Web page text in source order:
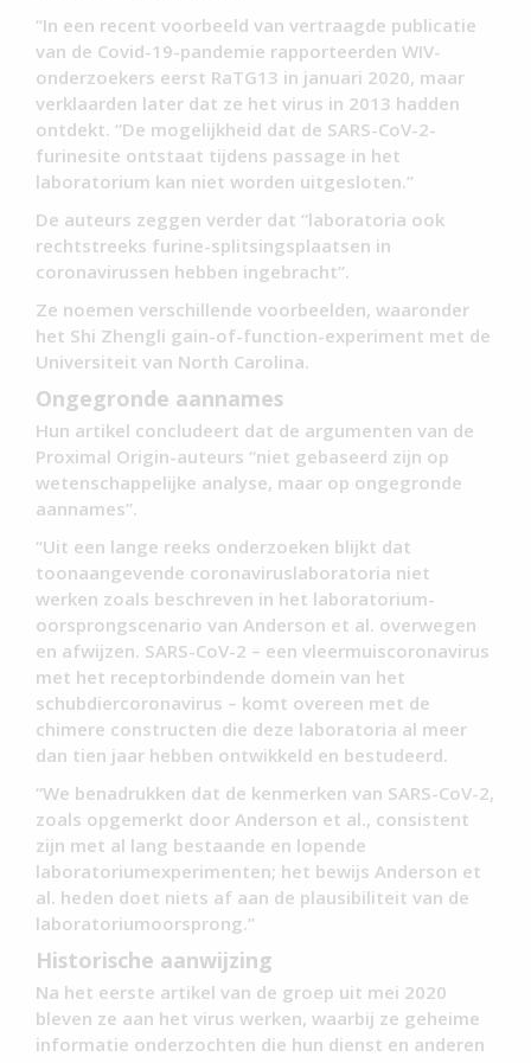
“In een recent voorbeeld van vertraagde publicatie
van de Covid-19-pandemie rapporteerden WIV-
onderzoekers eerst RaTG13 in januari 2020, maar
verklaarden later dat ze het virus in 2013 hadden
ontdekt. “De mogelijkheid dat de SARS-CoV-2-
furinesite ontstaat tijdens passage in het
laboratorium kan niet worden uitgesloten.”
De auteurs zeggen verder dat “laboratoria ook
rechtstreeks furine-splitsingsplaatsen in
coronavirussen hebben ingebracht”.
Ze noemen verschillende voorbeelden, waaronder
het Shi Zhengli gain-of-function-experiment met de
Universiteit van North Carolina.
Ongegronde aannames
Hun artikel concludeert dat de argumenten van de
Proximal Origin-auteurs “niet gebaseerd zijn op
wetenschappelijke analyse, maar op ongegronde
aannames”.
“Uit een lange reeks onderzoeken blijkt dat
toonaangevende coronaviruslaboratoria niet
werken zoals beschreven in het laboratorium-
oorsprongscenario van Anderson et al. overwegen
en afwijzen. SARS-CoV-2 – een vleermuiscoronavirus
met het receptorbindende domein van het
schubdiercoronavirus – komt overeen met de
chimere constructen die deze laboratoria al meer
dan tien jaar hebben ontwikkeld en bestudeerd.
“We benadrukken dat de kenmerken van SARS-CoV-2,
zoals opgemerkt door Anderson et al., consistent
zijn met al lang bestaande en lopende
laboratoriumexperimenten; het bewijs Anderson et
al. heden doet niets af aan de plausibiliteit van de
laboratoriumoorsprong.”
Historische aanwijzing
Na het eerste artikel van de groep uit mei 2020
bleven ze aan het virus werken, waarbij ze geheime
informatie onderzochten die hun dienst en anderen